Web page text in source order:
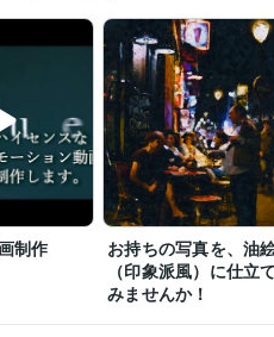
京都大学 1980年3月 ~ 1984年2月
制作
お持ちの写真を、油
（印象派風）に仕立
みませんか！